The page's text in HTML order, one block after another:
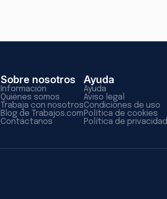
Sobre nosotros
Información
Quiénes somos
Trabaja con nosotros
Blog de Trabajos.com
Contáctanos
Ayuda
Ayuda
Aviso legal
Condiciones de uso
Política de cookies
Política de privacidad